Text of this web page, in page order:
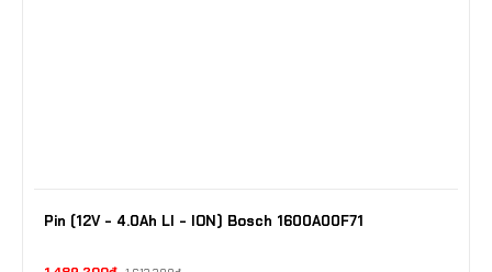
Pin (12V - 4.0Ah LI - ION) Bosch 1600A00F71